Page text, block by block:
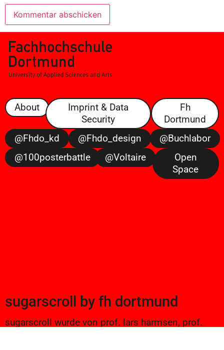
About
Imprint & Data
Security
Fh
Dortmund
@fhdo_kd
@fhdo_design
@buchlabor
@100posterbattle
@voltaire
Open
Space
sugarscroll by fh dortmund
sugarscroll wurde von prof. lars harmsen, prof.